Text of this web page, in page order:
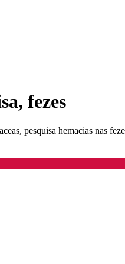
fezes
pesquisa hemacias nas